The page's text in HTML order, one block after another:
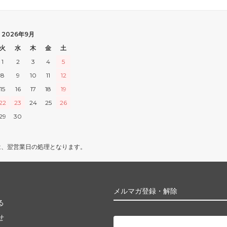
2026年9月
火
水 木 金
土
1
2 3 4
5
8
9 10 11
12
15
16 17 18
19
23 24 25
26
30
翌営業日の処理となります。
メルマガ登録・解除